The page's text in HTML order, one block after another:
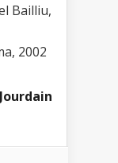
Bailliu,
2002